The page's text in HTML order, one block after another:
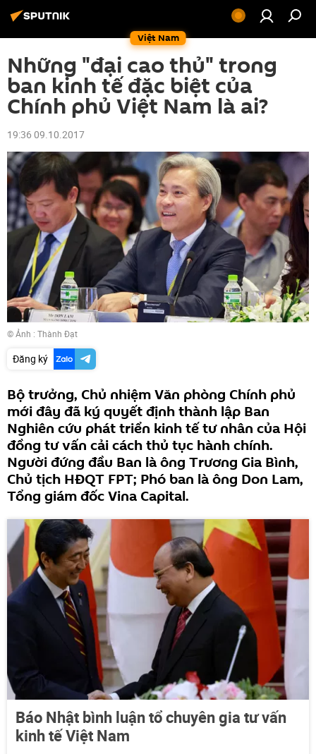
Việt Nam
Những "đại cao thủ" trong
ban kinh tế đặc biệt của
Chính phủ Việt Nam là ai?
19:36 09.10.2017
© Ảnh : Thành Đạt
Đăng ký
Bộ trưởng, Chủ nhiệm Văn phòng Chính phủ
mới đây đã ký quyết định thành lập Ban
Nghiên cứu phát triển kinh tế tư nhân của Hội
đồng tư vấn cải cách thủ tục hành chính.
Người đứng đầu Ban là ông Trương Gia Bình,
Chủ tịch HĐQT FPT; Phó ban là ông Don Lam,
Tổng giám đốc Vina Capital.
Báo Nhật bình luận tổ chuyên gia tư vấn
kinh tế Việt Nam